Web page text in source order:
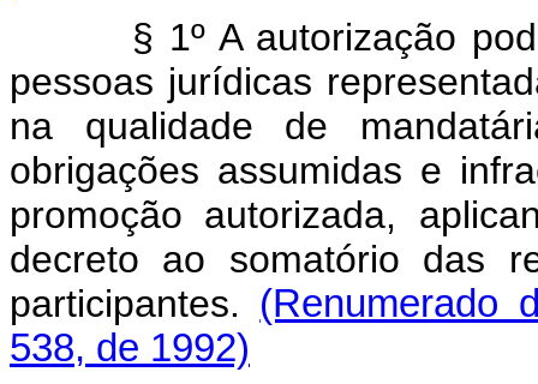
§ 1º A autorização
pessoas jurídicas
na qualidade de
obrigações assumidas e
promoção autorizada,
decreto ao somatório das
participantes. (Renumerado
538, de 1992)